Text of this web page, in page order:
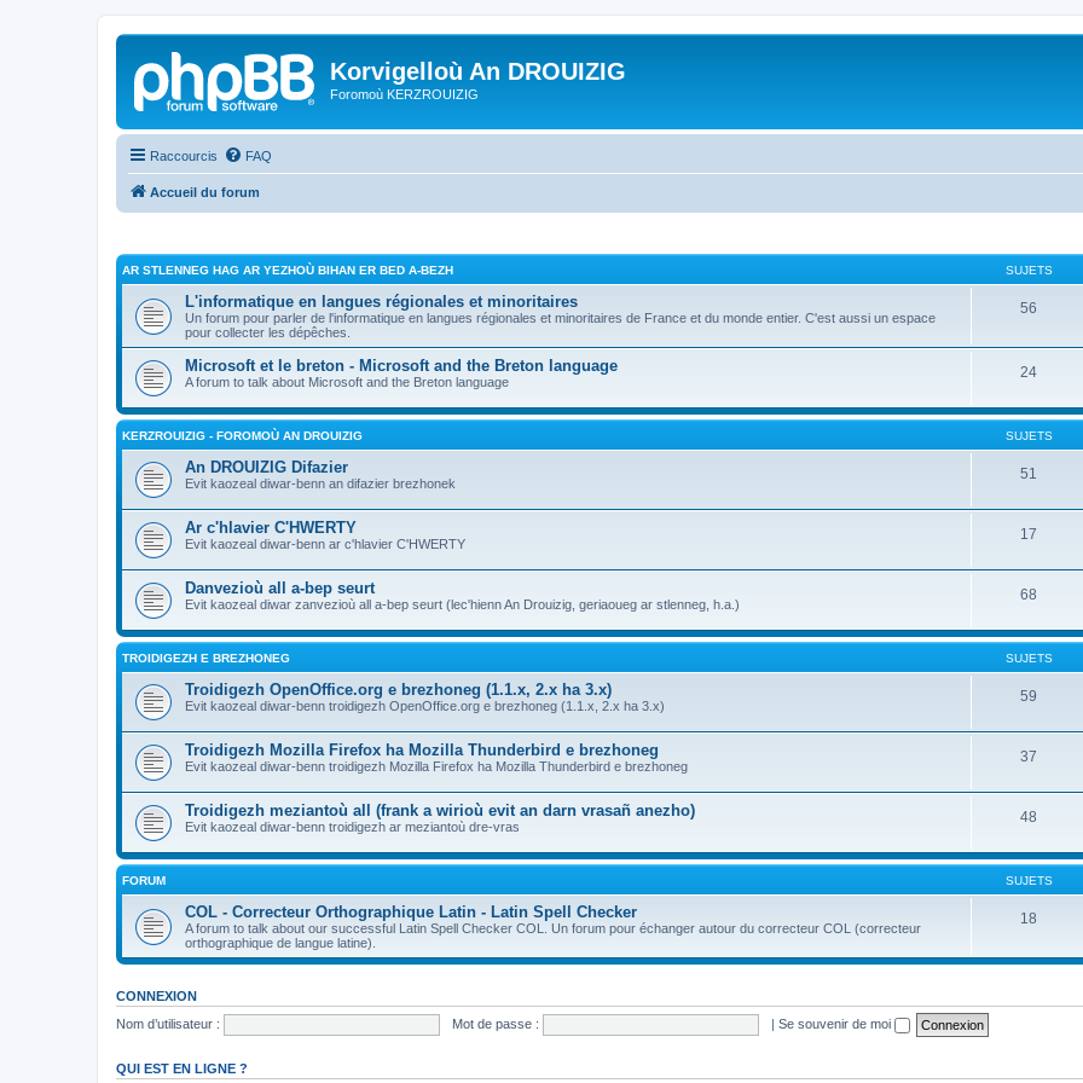
Korvigelloù An DROUIZIG
Foromoù KERZROUIZIG
Raccourcis FAQ
Accueil du forum
AR STLENNEG HAG AR YEZHOÙ BIHAN ER BED A-BEZH SUJETS
L'informatique en langues régionales et minoritaires
Un forum pour parler de l'informatique en langues régionales et minoritaires de France et du monde entier. C'est aussi un espace
pour collecter les dépêches.
56
Microsoft et le breton - Microsoft and the Breton language
A forum to talk about Microsoft and the Breton language
24
KERZROUIZIG - FOROMOÙ AN DROUIZIG SUJETS
An DROUIZIG Difazier
Evit kaozeal diwar-benn an difazier brezhonek
51
Ar c'hlavier C'HWERTY
Evit kaozeal diwar-benn ar c'hlavier C'HWERTY
17
Danvezioù all a-bep seurt
Evit kaozeal diwar zanvezioù all a-bep seurt (lec'hienn An Drouizig, geriaoueg ar stlenneg, h.a.)
68
TROIDIGEZH E BREZHONEG SUJETS
Troidigezh OpenOffice.org e brezhoneg (1.1.x, 2.x ha 3.x)
Evit kaozeal diwar-benn troidigezh OpenOffice.org e brezhoneg (1.1.x, 2.x ha 3.x)
59
Troidigezh Mozilla Firefox ha Mozilla Thunderbird e brezhoneg
Evit kaozeal diwar-benn troidigezh Mozilla Firefox ha Mozilla Thunderbird e brezhoneg
37
Troidigezh meziantoù all (frank a wirioù evit an darn vrasañ anezho)
Evit kaozeal diwar-benn troidigezh ar meziantoù dre-vras
48
FORUM SUJETS
COL - Correcteur Orthographique Latin - Latin Spell Checker
A forum to talk about our successful Latin Spell Checker COL. Un forum pour échanger autour du correcteur COL (correcteur
orthographique de langue latine).
18
CONNEXION
Nom d’utilisateur :
Mot de passe : | Se souvenir de moi
QUI EST EN LIGNE ?